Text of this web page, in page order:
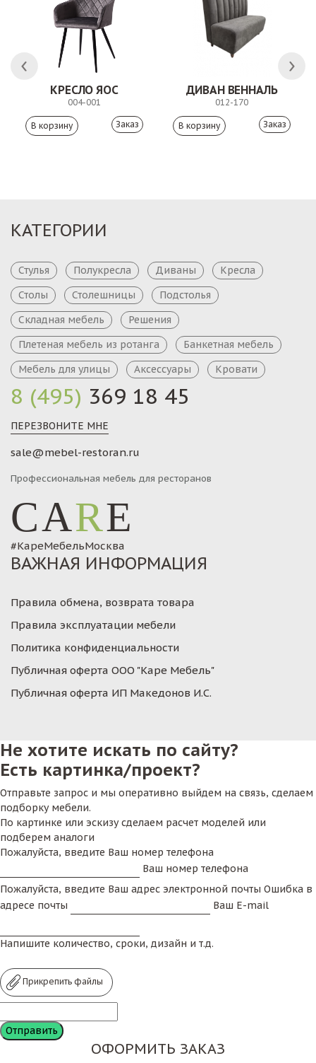
КРЕСЛО ЯОС
004-001
Заказ
ДИВАН ВЕННАЛЬ
012-170
Заказ
8 (495) 369 18 45
ПЕРЕЗВОНИТЕ МНЕ
sale@mebel-restoran.ru
Профессиональная мебель для ресторанов
CARE
#КареМебельМосква
КАТЕГОРИИ
Стулья Полукресла Диваны
Кресла
Столы
Столешницы
Подстолья
Складная мебель
Решения
Плетеная мебель из ротанга
Банкетная мебель
Мебель для улицы
Аксессуары Кровати
ВАЖНАЯ ИНФОРМАЦИЯ
Правила обмена, возврата товара
Правила эксплуатации мебели
Политика конфиденциальности
Публичная оферта ООО "Каре Мебель"
Публичная оферта ИП Македонов И.С.
Не хотите искать по сайту?
Есть картинка/проект?
Отправьте запрос и мы оперативно выйдем на связь, сделаем
подборку мебели.
По картинке или эскизу сделаем расчет моделей или
подберем аналоги
Пожалуйста, введите Ваш номер телефона
Ваш номер телефона
Пожалуйста, введите Ваш адрес электронной почты Ошибка в
адресе почты
Ваш E-mail
Напишите количество, сроки, дизайн и т.д.
Прикрепить файлы
ОФОРМИТЬ ЗАКАЗ